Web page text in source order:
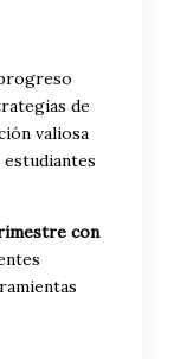
de
valiosa
con